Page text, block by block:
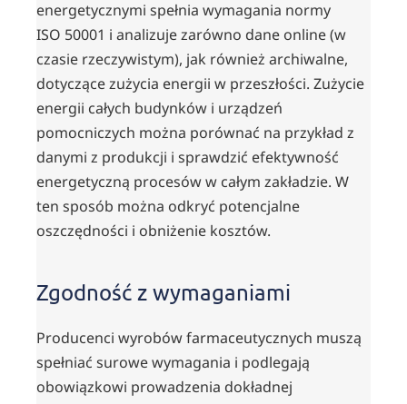
energetycznymi spełnia wymagania normy
ISO 50001 i analizuje zarówno dane online (w
czasie rzeczywistym), jak również archiwalne,
dotyczące zużycia energii w przeszłości. Zużycie
energii całych budynków i urządzeń
pomocniczych można porównać na przykład z
danymi z produkcji i sprawdzić efektywność
energetyczną procesów w całym zakładzie. W
ten sposób można odkryć potencjalne
oszczędności i obniżenie kosztów.
Zgodność z wymaganiami
Producenci wyrobów farmaceutycznych muszą
spełniać surowe wymagania i podlegają
obowiązkowi prowadzenia dokładnej